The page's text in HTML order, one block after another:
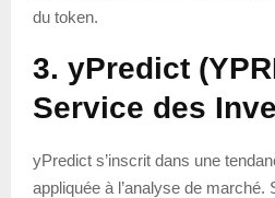
du token.
3. yPredict
Service des
yPredict s’inscrit dans une
appliquée à l’analyse de marché.